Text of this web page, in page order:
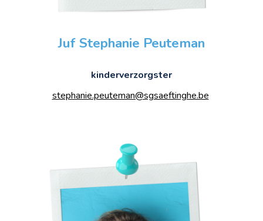
Juf Stephanie Peuteman
kinderverzorgster
stephanie.peuteman@sgsaeftinghe.be